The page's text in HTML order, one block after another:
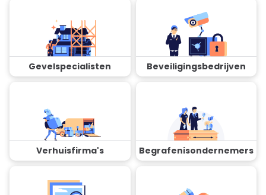
Gevelspecialisten Beveiligingsbedrijven
Verhuisfirma's Begrafenisondernemers